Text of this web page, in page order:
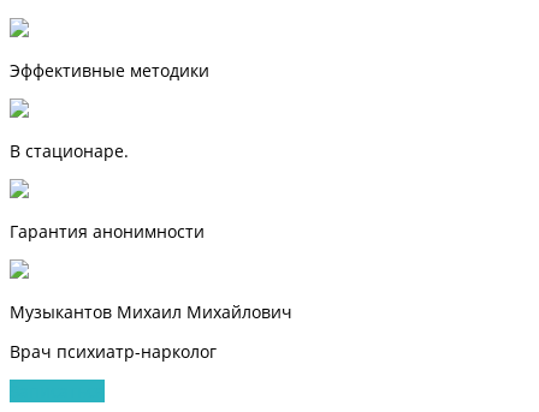
Эффективные методики
В стационаре.
Гарантия анонимности
Музыкантов Михаил Михайлович
Врач психиатр-нарколог